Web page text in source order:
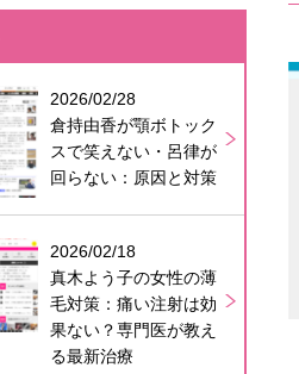
2026/02/28
倉持由香が顎ボトック
スで笑えない・呂律が
回らない：原因と対策
2026/02/18
真木よう子の女性の薄
毛対策：痛い注射は効
果ない？専門医が教え
る最新治療